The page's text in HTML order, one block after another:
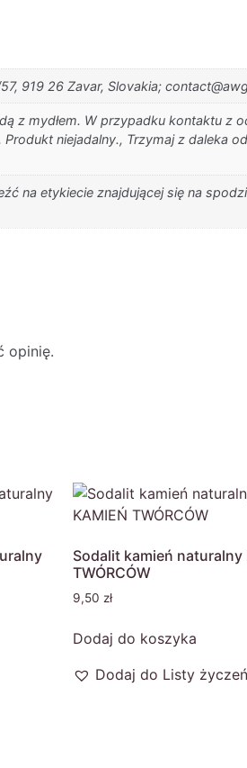
919 26 Zavar, Slovakia;
z mydłem. W przypadku kontaktu z
niejadalny., Trzymaj z daleka
na etykiecie znajdującej się na
opinię.
Sodalit kamień naturalny
TWÓRCÓW
9,50 zł
Dodaj do koszyka
Dodaj do Listy życzeń